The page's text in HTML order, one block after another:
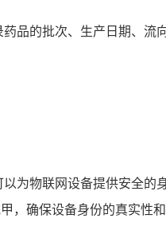
品的批次、生产日期、流
为物联网设备提供安全的
，确保设备身份的真实性和